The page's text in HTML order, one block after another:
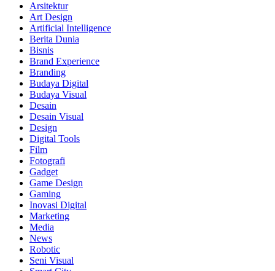
Arsitektur
Art Design
Artificial Intelligence
Berita Dunia
Bisnis
Brand Experience
Branding
Budaya Digital
Budaya Visual
Desain
Desain Visual
Design
Digital Tools
Film
Fotografi
Gadget
Game Design
Gaming
Inovasi Digital
Marketing
Media
News
Robotic
Seni Visual